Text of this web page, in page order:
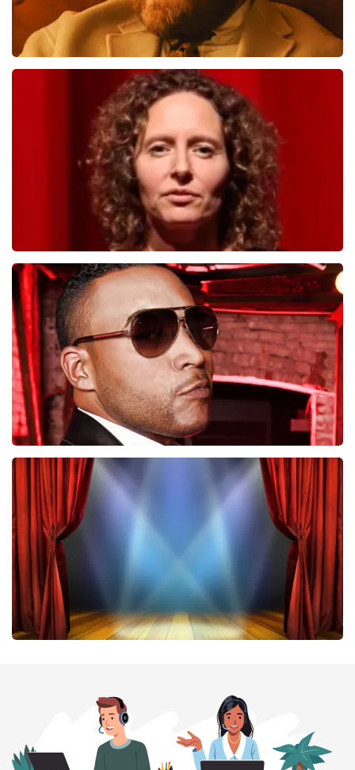
Teddy Swims
laatste 30 minuten
BESTEL NU
Esther van der Voort
546laatste 30 minuten
BESTEL NU
Don Omar
422 laatste 30 minuten
BESTEL NU
BESTEL NU